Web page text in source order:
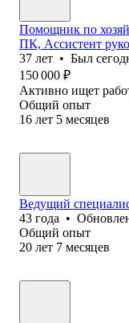
Помощник по
ПК, Ассистент
37 лет • Был
150 000 ₽
Активно ищет
Общий опыт
16 лет 5 месяцев
Ведущий
43 года •
Общий опыт
20 лет 7 месяцев